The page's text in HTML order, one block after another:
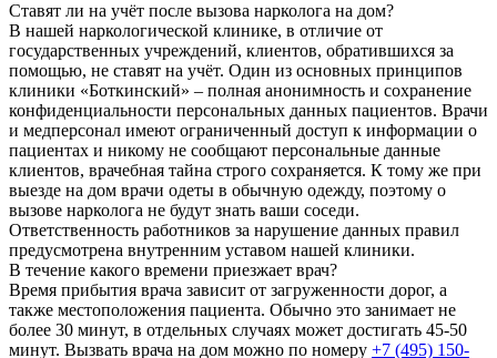
Ставят ли на учёт после вызова нарколога на дом?
В нашей наркологической клинике, в отличие от
государственных учреждений, клиентов, обратившихся за
помощью, не ставят на учёт. Один из основных принципов
клиники «Боткинский» – полная анонимность и сохранение
конфиденциальности персональных данных пациентов. Врачи
и медперсонал имеют ограниченный доступ к информации о
пациентах и никому не сообщают персональные данные
клиентов, врачебная тайна строго сохраняется. К тому же при
выезде на дом врачи одеты в обычную одежду, поэтому о
вызове нарколога не будут знать ваши соседи.
Ответственность работников за нарушение данных правил
предусмотрена внутренним уставом нашей клиники.
В течение какого времени приезжает врач?
Время прибытия врача зависит от загруженности дорог, а
также местоположения пациента. Обычно это занимает не
более 30 минут, в отдельных случаях может достигать 45-50
минут. Вызвать врача на дом можно по номеру +7 (495) 150-